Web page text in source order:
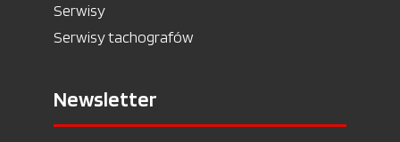
Serwisy
Serwisy tachografów
Newsletter